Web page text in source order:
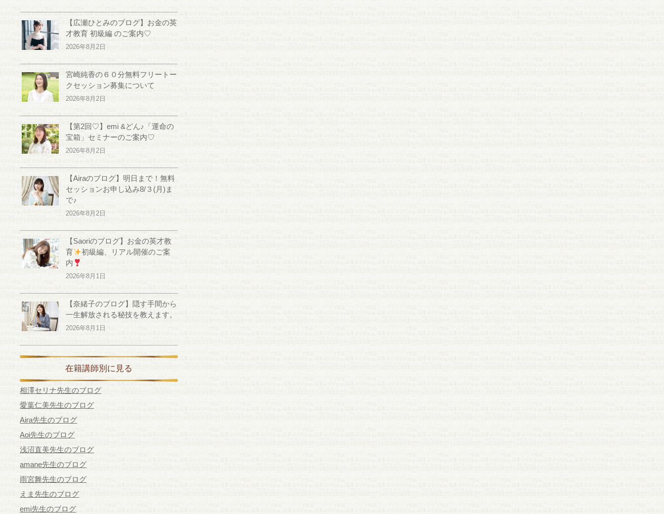
【広瀬ひとみのブログ】お金の英
才教育 初級編 のご案内♡
2026年8月2日
宮崎純香の６０分無料フリートー
クセッション募集について
2026年8月2日
【第2回♡】emi &どん♪「運命の
宝箱」セミナーのご案内♡
2026年8月2日
【Airaのブログ】明日まで！無料
セッションお申し込み8/３(月)ま
で♪
2026年8月2日
【Saoriのブログ】お金の英才教
育
初級編、リアル開催のご案
内
2026年8月1日
【奈緒子のブログ】隠す手間から
一生解放される秘技を教えます。
2026年8月1日
在籍講師別に見る
相澤セリナ先生のブログ
愛葉仁美先生のブログ
Aira先生のブログ
Aoi先生のブログ
浅沼直美先生のブログ
amane先生のブログ
雨宮舞先生のブログ
えま先生のブログ
emi先生のブログ